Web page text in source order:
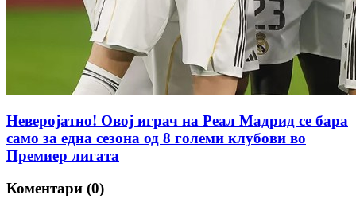
Неверојатно! Овој играч на Реал Мадрид се бара
само за една сезона од 8 големи клубови во
Премиер лигата
Коментари (0)